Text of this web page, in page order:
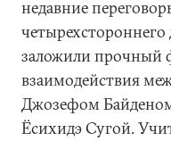
недавние
четырехстороннего
заложили прочный
взаимодействия
Джозефом
Ёсихидэ Сугой.